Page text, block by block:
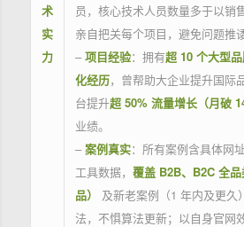
术
实
力
员，核心技术人员数量多于以销
亲自把关每个项目，避免问题推诿
– 项目经验：拥有超 10 个大型
化经历，曾帮助大企业提升国际
台提升超 50% 流量增长（月破
业绩。
– 案例真实：所有案例含具体网
工具数据， 覆盖 B2B、B2C 全
品）
及新老案例（1 年内及更久
法，不惧算法更新；以自身官网